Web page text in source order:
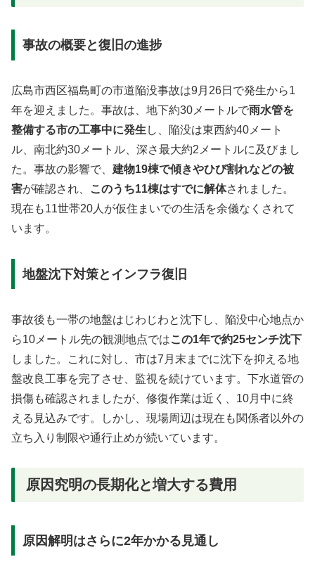
事故の概要と復旧の進捗
広島市西区福島町の市道陥没事故は9月26日で発生から1
年を迎えました。事故は、地下約30メートルで雨水管を
整備する市の工事中に発生 し、陥没は東西約40メート
ル、南北約30メートル、深さ最大約2メートルに及びまし
た。事故の影響で、 建物19棟で傾きやひび割れなどの被
害が確認され、 このうち11棟はすでに解体されました。
現在も11世帯20人が仮住まいでの生活を余儀なくされて
います。
地盤沈下対策とインフラ復旧
事故後も一帯の地盤はじわじわと沈下し、陥没中心地点か
ら10メートル先の観測地点ではこの1年で約25センチ沈下
しました。これに対し、市は7月末までに沈下を抑える地
盤改良工事を完了させ、監視を続けています。下水道管の
損傷も確認されましたが、修復作業は近く、10月中に終
える見込みです。しかし、現場周辺は現在も関係者以外の
立ち入り制限や通行止めが続いています。
原因究明の長期化と増大する費用
原因解明はさらに2年かかる見通し